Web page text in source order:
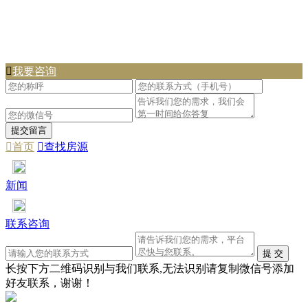
我要咨询
首页 查找房源
新闻
联系咨询
长按下方二维码识别与我们联系,无法识别请复制微信号添加
好友联系，谢谢！